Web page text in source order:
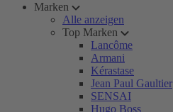
Marken
Alle anzeigen
Top Marken
Lancôme
Armani
Kérastase
Jean Paul Gaultier
SENSAI
Hugo Boss